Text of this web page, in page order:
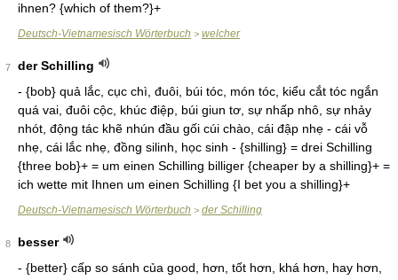
ihnen? {which of them?}+
Deutsch-Vietnamesisch Wörterbuch > welcher
7
der Schilling
- {bob} quả lắc, cục chì, đuôi, búi tóc, món tóc, kiểu cắt tóc ngắn
quá vai, đuôi cộc, khúc điệp, búi giun tơ, sự nhấp nhô, sự nhảy
nhót, động tác khẽ nhún đầu gối cúi chào, cái đập nhẹ - cái vỗ
nhẹ, cái lắc nhẹ, đồng silinh, học sinh - {shilling} = drei Schilling
{three bob}+ = um einen Schilling billiger {cheaper by a shilling}+ =
ich wette mit Ihnen um einen Schilling {I bet you a shilling}+
Deutsch-Vietnamesisch Wörterbuch > der Schilling
8
besser
- {better} cấp so sánh của good, hơn, tốt hơn, khá hơn, hay hơn,